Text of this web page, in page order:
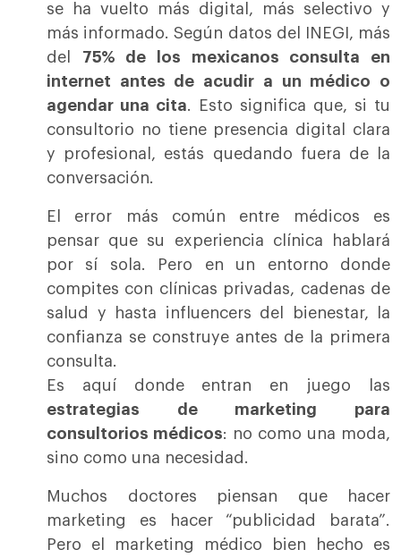
se ha vuelto más digital, más selectivo y
más informado. Según datos del INEGI, más
del 75% de los mexicanos consulta en
internet antes de acudir a un médico o
agendar una cita. Esto significa que, si tu
consultorio no tiene presencia digital clara
y profesional, estás quedando fuera de la
conversación.
El error más común entre médicos es
pensar que su experiencia clínica hablará
por sí sola. Pero en un entorno donde
compites con clínicas privadas, cadenas de
salud y hasta influencers del bienestar, la
confianza se construye antes de la primera
consulta.
Es aquí donde entran en juego las
estrategias de marketing para
consultorios médicos: no como una moda,
sino como una necesidad.
Muchos doctores piensan que hacer
marketing es hacer “publicidad barata”.
Pero el marketing médico bien hecho es